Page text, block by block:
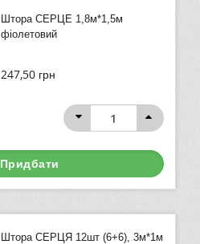
Штора СЕРЦЕ 1,8м*1,5м
фіолетовий
247,50 грн
Придбати
Штора СЕРЦЯ 12шт (6+6), 3м*1м